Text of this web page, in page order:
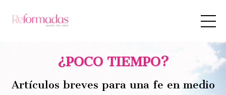
¿POCO TIEMPO?
Artículos breves para una fe en medio